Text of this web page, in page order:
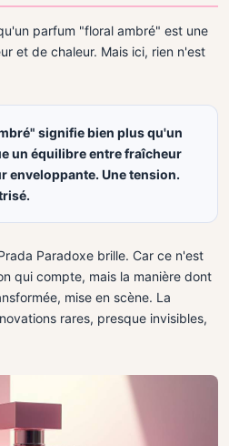
parfum "floral ambré" est une
et de chaleur. Mais ici, rien n'est
signifie bien plus qu'un
un équilibre entre fraîcheur
enveloppante. Une tension.
Paradoxe brille. Car ce n'est
qui compte, mais la manière dont
mise en scène. La
rares, presque invisibles,